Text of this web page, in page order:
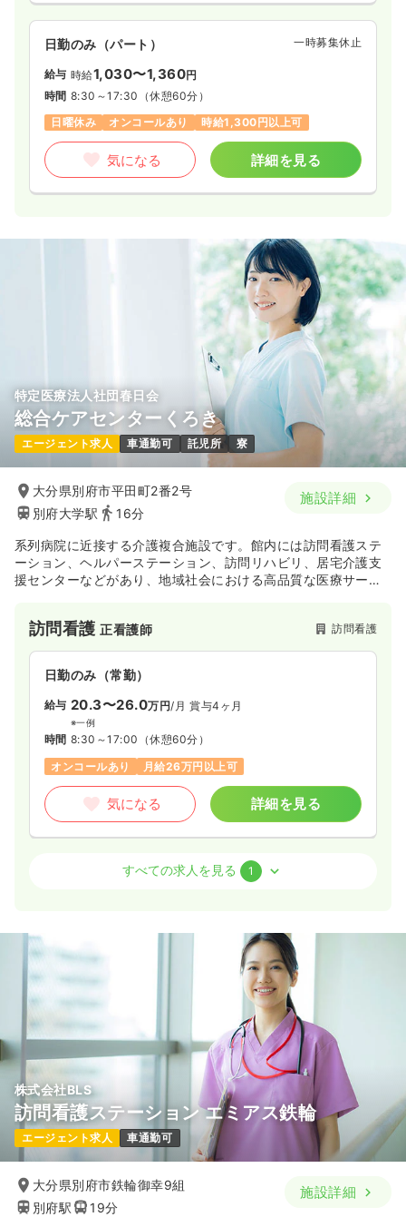
日勤のみ（パート） 一時募集休止
給与 時給1,030〜1,360円
時間 8:30～17:30 （休憩60分）
日曜休み
オンコールあり 時給1,300円以上可
気になる 詳細を見る
特定医療法人社団春日会
総合ケアセンターくろき
エージェント求人 車通勤可 託児所 寮
大分県別府市平田町2番2号
別府大学駅
16分
施設詳細
系列病院に近接する介護複合施設です。館内には訪問看護ステ
ーション、ヘルパーステーション、訪問リハビリ、居宅介護支
援センターなどがあり、地域社会における高品質な医療サービ
訪問看護正看護師 訪問看護
日勤のみ（常勤）
給与 20.3〜26.0万円/月 賞与4ヶ月
※一例
時間 8:30～17:00 （休憩60分）
オンコールあり
月給26万円以上可
気になる 詳細を見る
正・准看護師
※一例
時間 8:30～17:00
オンコールあり
気になる 詳細を見る
すべての求人を見る 1
株式会社BLS
訪問看護ステーション エミアス鉄輪
エージェント求人 車通勤可
大分県別府市鉄輪御幸9組
別府駅
19分
施設詳細